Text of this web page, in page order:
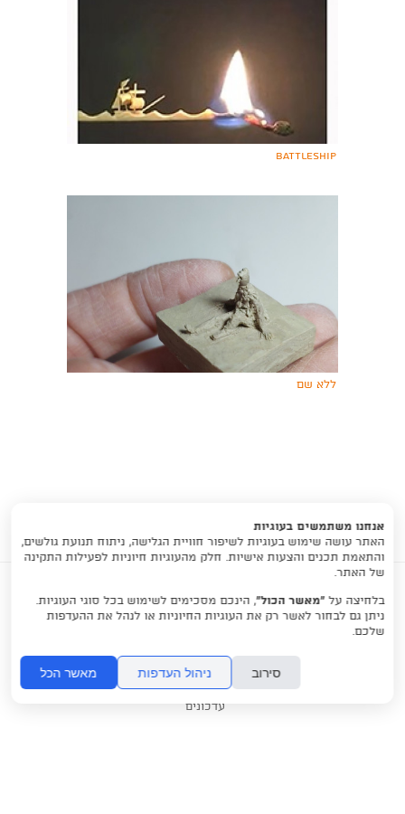
Battleship
ללא שם
על קצה הגפרור אודות עבודות
יצירת קשר
עדכונים
אנחנו משתמשים בעוגיות
האתר עושה שימוש בעוגיות לשיפור חוויית הגלישה, ניתוח תנועת גולשים,
והתאמת תכנים והצעות אישיות. חלק מהעוגיות חיוניות לפעילות התקינה
של האתר.
בלחיצה על“מאשר הכול”, הינכם מסכימים לשימוש בכל סוגי העוגיות.
ניתן גם לבחור לאשר רק את העוגיות החיוניות או לנהל את ההעדפות
שלכם.
סירוב ניהול העדפות מאשר הכל